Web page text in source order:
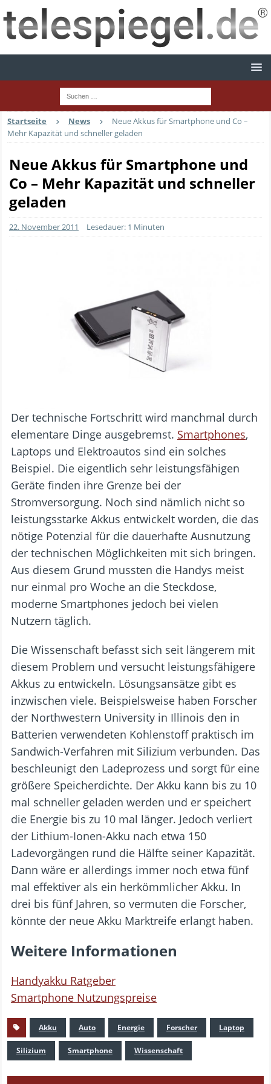
Startseite News
Neue Akkus für Smartphone und Co –
Mehr Kapazität und schneller geladen
Neue Akkus für Smartphone und
Co – Mehr Kapazität und schneller
geladen
22. November 2011 Lesedauer: 1 Minuten
Der technische Fortschritt wird manchmal durch
elementare Dinge ausgebremst. Smartphones,
Laptops und Elektroautos sind ein solches
Beispiel. Die eigentlich sehr leistungsfähigen
Geräte finden ihre Grenze bei der
Stromversorgung. Noch sind nämlich nicht so
leistungsstarke Akkus entwickelt worden, die das
nötige Potenzial für die dauerhafte Ausnutzung
der technischen Möglichkeiten mit sich bringen.
Aus diesem Grund mussten die Handys meist
nur einmal pro Woche an die Steckdose,
moderne Smartphones jedoch bei vielen
Nutzern täglich.
Die Wissenschaft befasst sich seit längerem mit
diesem Problem und versucht leistungsfähigere
Akkus zu entwickeln. Lösungsansätze gibt es
inzwischen viele. Beispielsweise haben Forscher
der Northwestern University in Illinois den in
Batterien verwendeten Kohlenstoff praktisch im
Sandwich-Verfahren mit Silizium verbunden. Das
beschleunigt den Ladeprozess und sorgt für eine
größere Speicherdichte. Der Akku kann bis zu 10
mal schneller geladen werden und er speichert
die Energie bis zu 10 mal länger. Jedoch verliert
der Lithium-Ionen-Akku nach etwa 150
Ladevorgängen rund die Hälfte seiner Kapazität.
Dann wäre er allerdings immer noch etwa fünf
mal effektiver als ein herkömmlicher Akku. In
drei bis fünf Jahren, so vermuten die Forscher,
könnte der neue Akku Marktreife erlangt haben.
Weitere Informationen
Handyakku Ratgeber
Smartphone Nutzungspreise
Akku Auto Energie Forscher Laptop
Silizium Smartphone Wissenschaft